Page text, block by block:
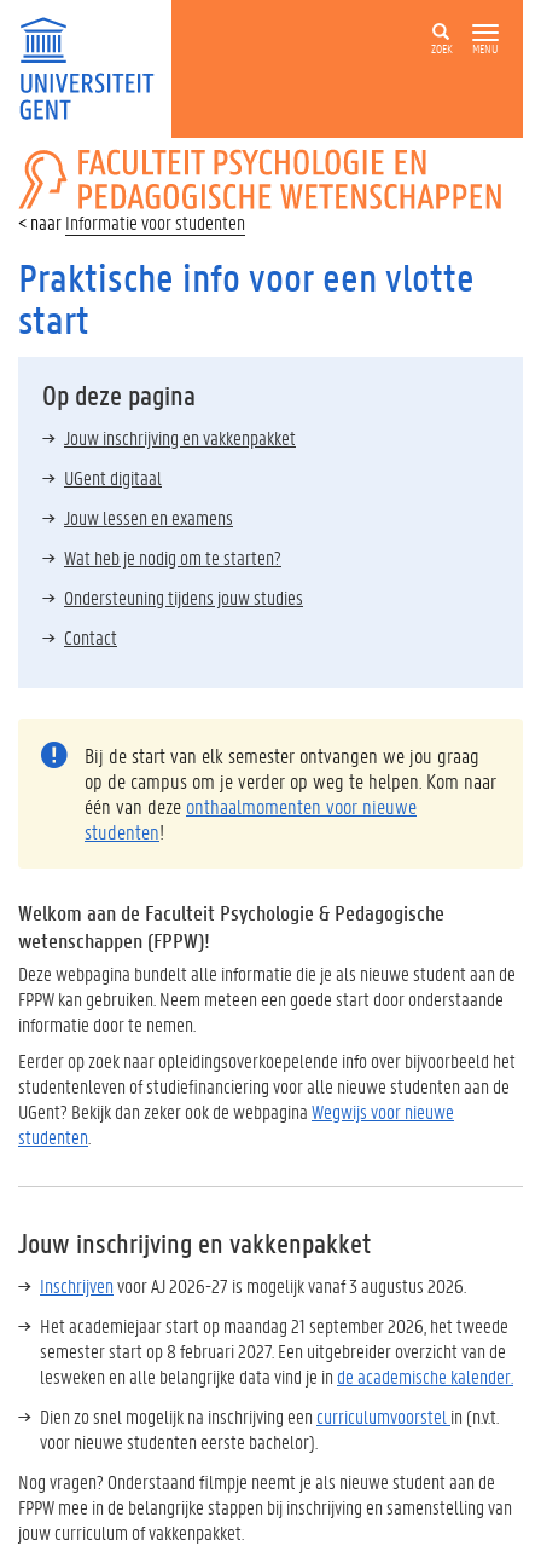
ZOEK MENU
FACULTEIT
PSYCHOLOGIE
EN
PEDAGOGISCHE
Informatie voor studenten
Praktische info voor een vlotte
start
Op deze pagina
Jouw inschrijving en vakkenpakket
UGent digitaal
Jouw lessen en examens
Wat heb je nodig om te starten?
Ondersteuning tijdens jouw studies
Contact
Bij de start van elk semester ontvangen we jou graag
op de campus om je verder op weg te helpen. Kom naar
één van deze onthaalmomenten voor nieuwe
studenten!
Welkom aan de Faculteit Psychologie & Pedagogische
wetenschappen (FPPW)!
Deze webpagina bundelt alle informatie die je als nieuwe student aan de
FPPW kan gebruiken. Neem meteen een goede start door onderstaande
informatie door te nemen.
Eerder op zoek naar opleidingsoverkoepelende info over bijvoorbeeld het
studentenleven of studiefinanciering voor alle nieuwe studenten aan de
UGent? Bekijk dan zeker ook de webpaginaWegwijs voor nieuwe
studenten
Jouw inschrijving en vakkenpakket
Inschrijvenvoor AJ 2026-27 is mogelijk vanaf 3 augustus 2026.
Het academiejaar start op maandag 21 september 2026, het tweede
semester start op 8 februari 2027. Een uitgebreider overzicht van de
lesweken en alle belangrijke data vind je in de academische kalender.
Dien zo snel mogelijk na inschrijving een curriculumvoorstel in (n.v.t.
voor nieuwe studenten eerste bachelor).
Nog vragen? Onderstaand filmpje neemt je als nieuwe student aan de
FPPW mee in de belangrijke stappen bij inschrijving en samenstelling van
jouw curriculum of vakkenpakket.